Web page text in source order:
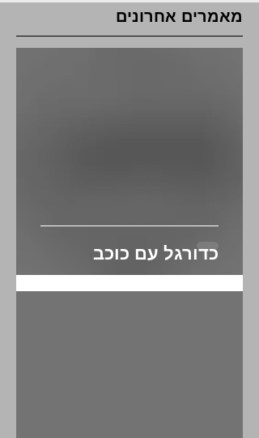
מאמרים אחרונים
כדורגל עם כוכב